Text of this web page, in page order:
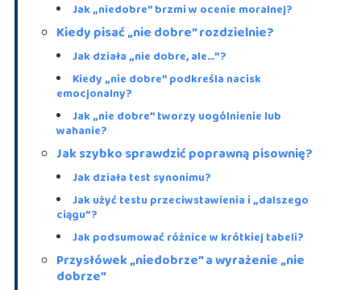
Jak „niedobre” brzmi w ocenie moralnej?
Kiedy pisać „nie dobre” rozdzielnie?
Jak działa „nie dobre, ale…”?
Kiedy „nie dobre” podkreśla nacisk
emocjonalny?
Jak „nie dobre” tworzy uogólnienie lub
wahanie?
Jak szybko sprawdzić poprawną pisownię?
Jak działa test synonimu?
Jak użyć testu przeciwstawienia i „dalszego
ciągu”?
Jak podsumować różnice w krótkiej tabeli?
Przysłówek „niedobrze” a wyrażenie „nie
dobrze”